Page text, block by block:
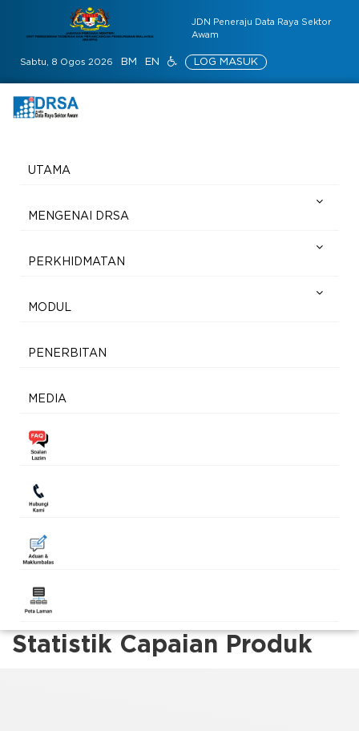
JDN Peneraju Data Raya Sektor
Awam
Sabtu, 8 Ogos 2026 BM EN LOG MASUK
UTAMA
MENGENAI DRSA
PERKHIDMATAN
MODUL
PENERBITAN
MEDIA
Statistik Capaian Produk